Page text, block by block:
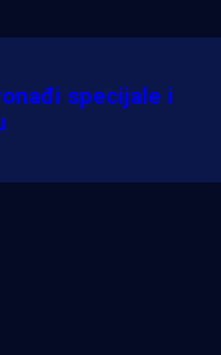
specijale i